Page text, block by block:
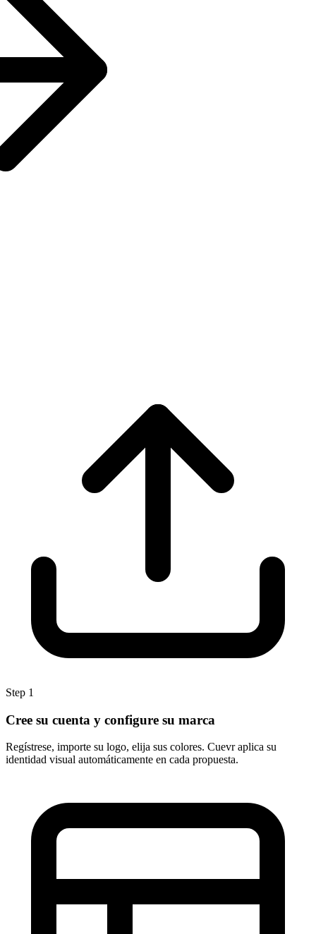
Step 1
Cree su cuenta y configure su marca
Regístrese, importe su logo, elija sus colores. Cuevr aplica su
identidad visual automáticamente en cada propuesta.